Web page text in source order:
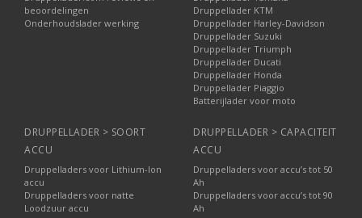
beoordelingen
Onderhoudslader werking
Druppellader KTM
Druppellader Harley-Davidson
Druppellader Suzuki
Druppellader Triumph
Druppellader Ducati
Druppellader Honda
Druppellader Piaggio
Batterijlader voor moto
DRUPPELLADER > SOORT
ACCU
Druppelladers voor Lithium-Ion
accu
Druppelladers voor natte
Loodzuur accu
DRUPPELLADER > CAPACITEIT
ACCU
Druppelladers voor accu’s tot 50
Ah
Druppelladers voor accu’s tot 90
Ah